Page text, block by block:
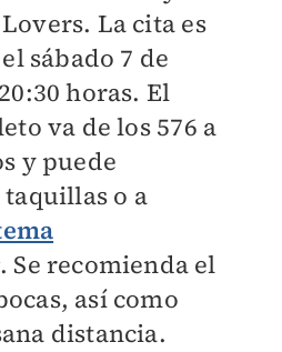
La cita es
sábado 7 de
horas. El
va de los 576 a
y puede
o a
. Se recomienda el
así como
distancia.